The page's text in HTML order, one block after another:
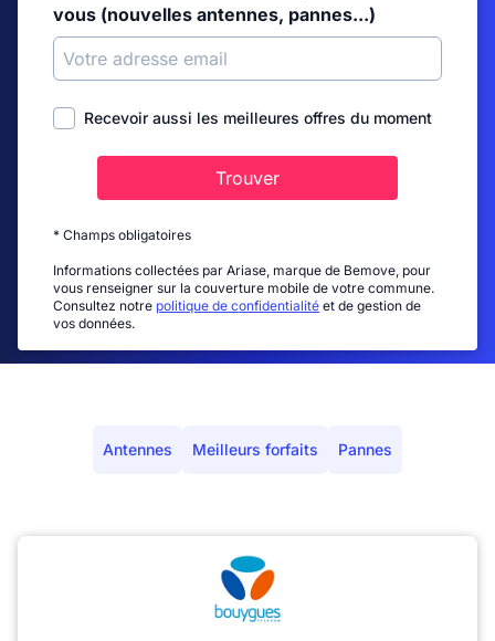
vous (nouvelles antennes, pannes...)
Recevoir aussi les meilleures offres du moment
Trouver
* Champs obligatoires
Informations collectées par Ariase, marque de Bemove, pour
vous renseigner sur la couverture mobile de votre commune.
Consultez notre politique de confidentialité et de gestion de
vos données.
Antennes Meilleurs forfaits Pannes